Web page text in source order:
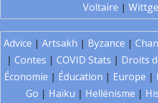
Voltaire |
Advice | Artsakh | Byzance |
| Contes | COVID Stats | Droits
Économie | Éducation | Europe |
Go | Haïku | Hellénisme |